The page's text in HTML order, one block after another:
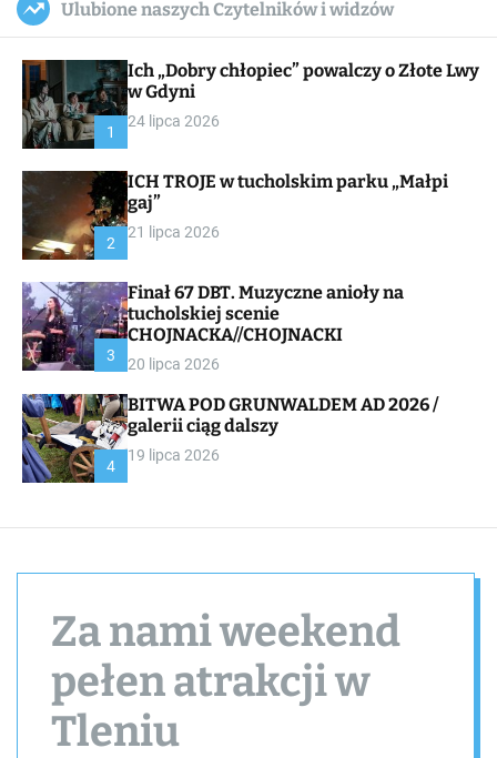
c
a
a
s
W
i
e
l
c
Ulubione naszych Czytelników i widzów
1
Ich „Dobry chłopiec” powalczy o Złote Lwy
w Gdyni
24 lipca 2026
2
ICH TROJE w tucholskim parku „Małpi
gaj”
21 lipca 2026
3
Finał 67 DBT. Muzyczne anioły na
tucholskiej scenie
CHOJNACKA//CHOJNACKI
20 lipca 2026
4
BITWA POD GRUNWALDEM AD 2026 /
galerii ciąg dalszy
19 lipca 2026
Za nami weekend
pełen atrakcji w
Tleniu